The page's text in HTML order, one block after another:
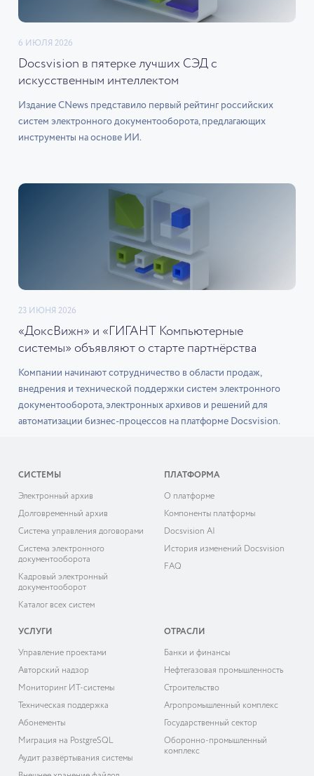
6 ИЮЛЯ 2026
Docsvision в пятерке лучших СЭД с
искусственным интеллектом
Издание CNews представило первый рейтинг российских
систем электронного документооборота, предлагающих
инструменты на основе ИИ.
23 ИЮНЯ 2026
«ДоксВижн» и «ГИГАНТ Компьютерные
системы» объявляют о старте партнёрства
Компании начинают сотрудничество в области продаж,
внедрения и технической поддержки систем электронного
документооборота, электронных архивов и решений для
автоматизации бизнес-процессов на платформе Docsvision.
СИСТЕМЫ
Электронный архив
Долговременный архив
Система управления договорами
Система электронного
документооборота
Кадровый электронный
документооборот
Каталог всех систем
ПЛАТФОРМА
О платформе
Компоненты платформы
Docsvision AI
История изменений Docsvision
FAQ
УСЛУГИ
Управление проектами
Авторский надзор
Мониторинг ИТ-системы
Техническая поддержка
Абонементы
Миграция на PostgreSQL
Аудит развёртывания системы
ОТРАСЛИ
Банки и финансы
Нефтегазовая промышленность
Строительство
Агропромышленный комплекс
Государственный сектор
Оборонно-промышленный
комплекс